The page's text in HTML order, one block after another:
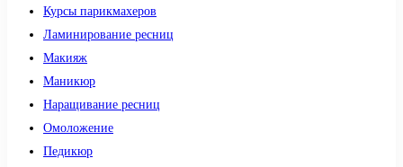
Курсы парикмахеров
Ламинирование ресниц
Макияж
Маникюр
Наращивание ресниц
Омоложение
Педикюр